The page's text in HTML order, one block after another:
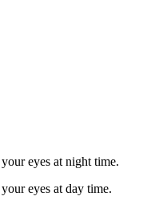
eyes at night time.
eyes at day time.